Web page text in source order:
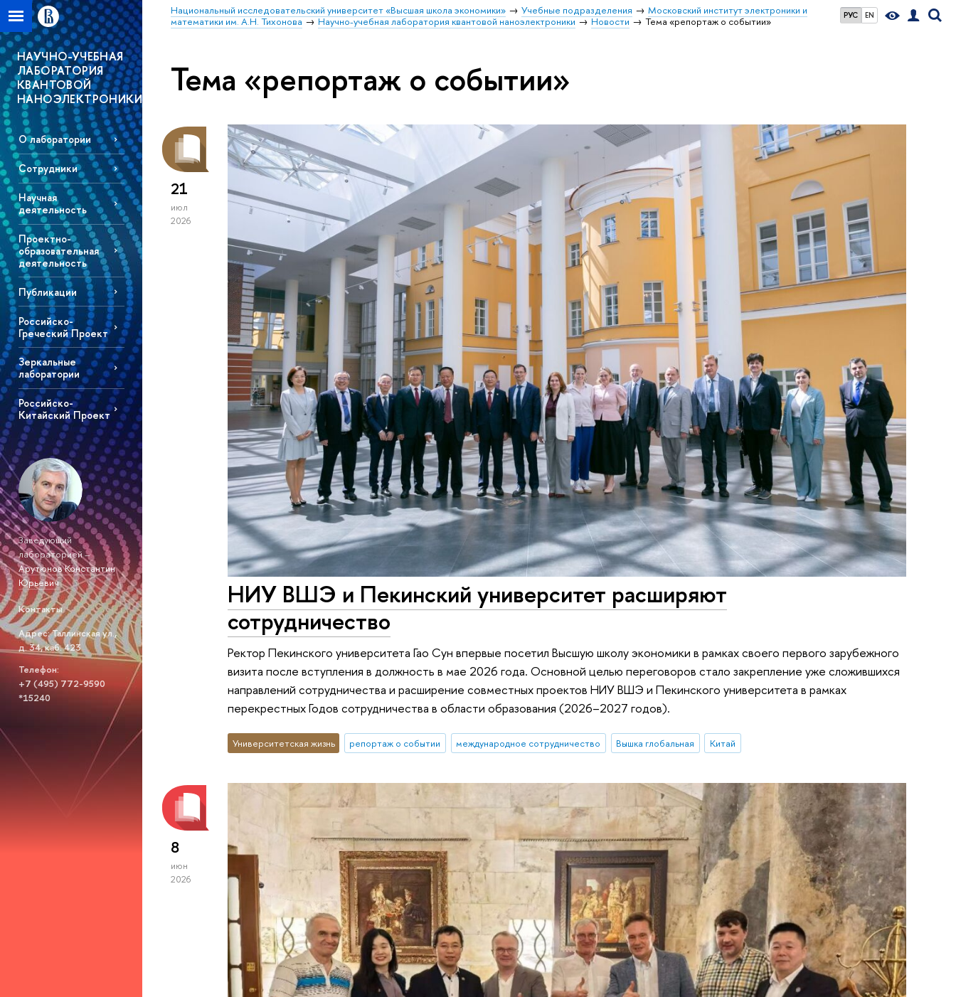
РУС EN
Национальный исследовательский университет «Высшая школа экономики» Учебные подразделения
Московский институт электроники и
математики им. А.Н. Тихонова
Научно-учебная лаборатория квантовой наноэлектроники Новости Тема «репортаж о событии»
НАУЧНО-УЧЕБНАЯ
ЛАБОРАТОРИЯ
КВАНТОВОЙ
НАНОЭЛЕКТРОНИКИ
О лаборатории
Сотрудники
Научная
деятельность
Проектно-
образовательная
деятельность
Публикации
Российско-
Греческий Проект
Зеркальные
лаборатории
Российско-
Китайский Проект
Заведующий
лабораторией –
Арутюнов Константин
Юрьевич
Контакты
Адрес: Таллинская ул.,
д. 34, каб. 423
Телефон:
+7 (495) 772-9590
*15240
Тема «репортаж о событии»
21
июл
2026
НИУ ВШЭ и Пекинский университет расширяют
сотрудничество
Ректор Пекинского университета Гао Сун впервые посетил Высшую школу экономики в рамках своего первого зарубежного
визита после вступления в должность в мае 2026 года. Основной целью переговоров стало закрепление уже сложившихся
направлений сотрудничества и расширение совместных проектов НИУ ВШЭ и Пекинского университета в рамках
перекрестных Годов сотрудничества в области образования (2026–2027 годов).
Университетская жизнь репортаж о событии международное сотрудничество Вышка глобальная Китай
8
июн
2026